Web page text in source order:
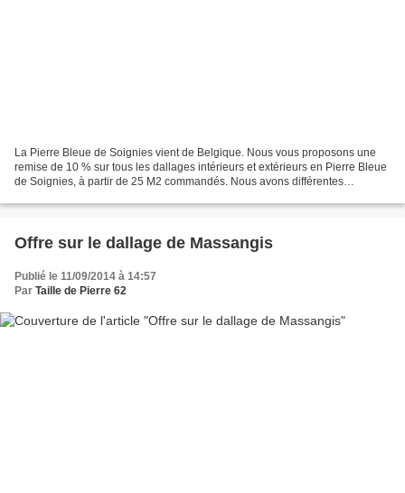
La Pierre Bleue de Soignies vient de Belgique. Nous vous proposons une
remise de 10 % sur tous les dallages intérieurs et extérieurs en Pierre Bleue
de Soignies, à partir de 25 M2 commandés. Nous avons différentes
Offre sur le dallage de Massangis
Publié le 11/09/2014 à 14:57
Par Taille de Pierre 62